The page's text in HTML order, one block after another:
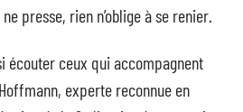
presse, rien n’oblige à se renier.
écouter ceux qui accompagnent
experte reconnue en